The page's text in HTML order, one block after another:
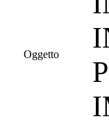
Oggetto